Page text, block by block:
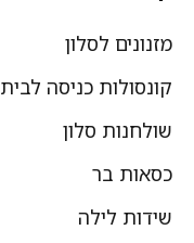
מזנונים לסלון
קונסולות כניסה לבית
שולחנות סלון
כסאות בר
שידות לילה